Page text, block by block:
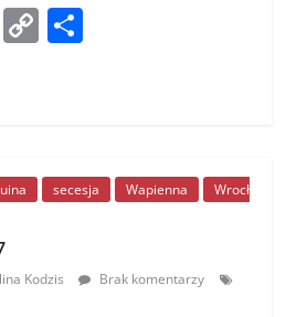
E C
Li
nsecesja Wapienna
Wrocł
Kodzis
Brak komentarzy